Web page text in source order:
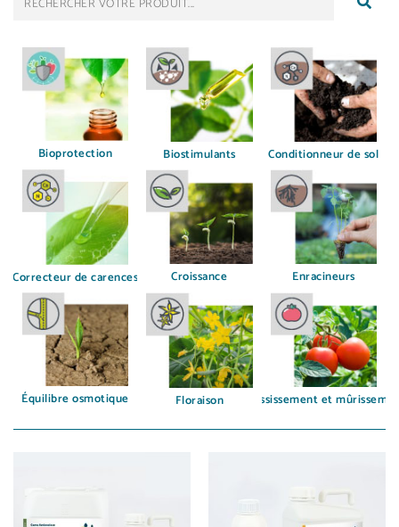
Bioprotection Biostimulants Conditionneur de sol
Correcteur de carences Croissance Enracineurs
Équilibre osmotique Floraison Grossissement et